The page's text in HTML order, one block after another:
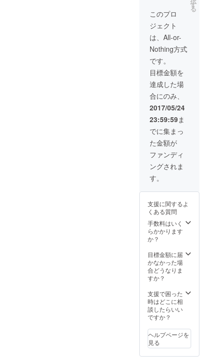
ン・サ
ポー
タータ
ンブ
ラー ・
ch＠nt
円分 ・
お礼の
手紙 ・
当店
web
ページ
にサ
ポー
ター
ネーム
の記載
サービ
ス
イベン
ト優先
予約
レセ
ティに
ご招待
年
に二度
当店主
催イベ
ントへ
無料ご
招待
（お好
きなイ
ベント
にお申
す。飲
別） ・
MEGAS
TOPPE
R DOMI
デザイ
ポー
ターT
シャツ
・
TOPPE
R DOMI
デザイ
ン・サ
タータ
ンブ
ラー ・
ch＠nt
ナーギ
フト
（年４
回、計
上利益
のうち
バー頭
割りで
ch＠nt
チケッ
トにて
プレゼ
ント）
飲
食費常
時
10％OF
F
記念日
ど、年
あなた
だけの
記念イ
ベント
の制作
催 （但
し来場
者の飲
食代は
頂きま
す。）
来
店時、
全員に
ワンド
リンク
サービ
す
る
このプロ
ジェクト
は、All-or-
Nothing方式
です。
目標金額を
達成した場
合にのみ、
2017/05/24
23:59:59ま
でに集まっ
た金額が
ファンディ
ングされま
す。
支援に関するよ
くある質問
手数料はいく
らかかります
か？
目標金額に届
かなかった場
合どうなりま
すか？
支援で困った
時はどこに相
談したらいい
ですか？
ヘルプページを
見る